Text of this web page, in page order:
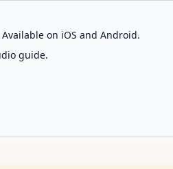
on iOS and Android.
guide.